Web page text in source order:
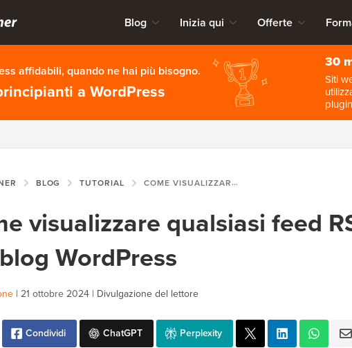
Blog Inizia qui Offerte
affidabili, quando ne hai più bisogno.
a WordPress
30
Siti
plugin
BLOG TUTORIAL COME VISUALIZZARE QUALSIASI FEED RSS SUL TUO BLOG WORDPRESS
visualizzare qualsiasi feed
WordPress
| 21 ottobre 2024 | Divulgazione del lettore
Condividi ChatGPT Perplexity